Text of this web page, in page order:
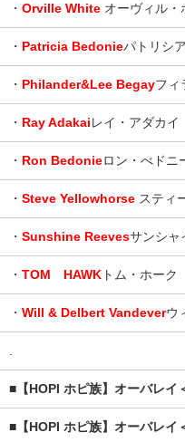
・ Orville White オーヴィル・
・ Patricia Bedonieパトリシ
・ Philander&Lee Begayフィ
・ Ray Adakaiレイ・アダカイ
・ Ron Bedonieロン・べドニ
・ Steve Yellowhorse スティ
・ Sunshine Reevesサンシャ
・ TOM HAWK トム・ホーク
・ Will & Delbert Vandeverウ
.
■【HOPI ホピ族】オーバレイ
■【HOPI ホピ族】オーバレイ